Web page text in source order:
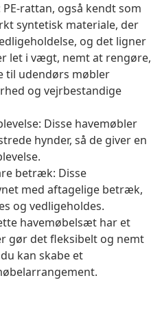
rattan, også kendt som
syntetisk materiale, der
og det ligner
let i vægt, nemt at rengøre,
til udendørs møbler
og vejrbestandige
Disse havemøbler
hynder, så de giver en
betræk: Disse
med aftagelige betræk,
og vedligeholdes.
havemøbelsæt har et
gør det fleksibelt og nemt
kan skabe et